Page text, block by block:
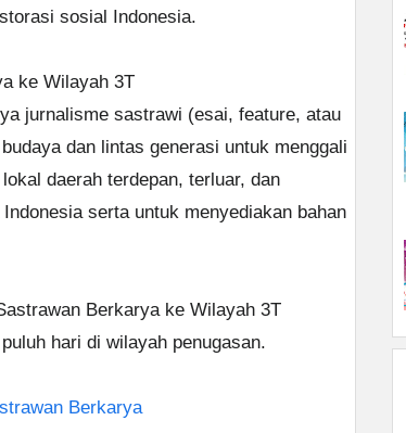
sosial Indonesia.
ke Wilayah 3T
jurnalisme sastrawi (esai, feature, atau
dan lintas generasi untuk menggali
daerah terdepan, terluar, dan
serta untuk menyediakan bahan
Berkarya ke Wilayah 3T
hari di wilayah penugasan.
Berkarya